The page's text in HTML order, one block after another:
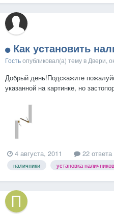
Как установить
Гостьопубликовал(а) тему в Двери,
Добрый день!Подскажите
указанной на картинке, но
ширине, упираются в стену.
хочется, может есть какие-то
4 августа, 2011 22 ответа
наличники установка наличников